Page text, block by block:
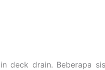
deck drain. Beberapa